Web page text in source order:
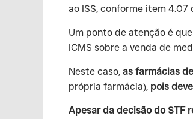
ao ISS, conforme item 4.07
‍Um ponto de atenção é
ICMS sobre a venda de
‍Neste caso, as farmácias
própria farmácia), pois
Apesar da decisão do STF